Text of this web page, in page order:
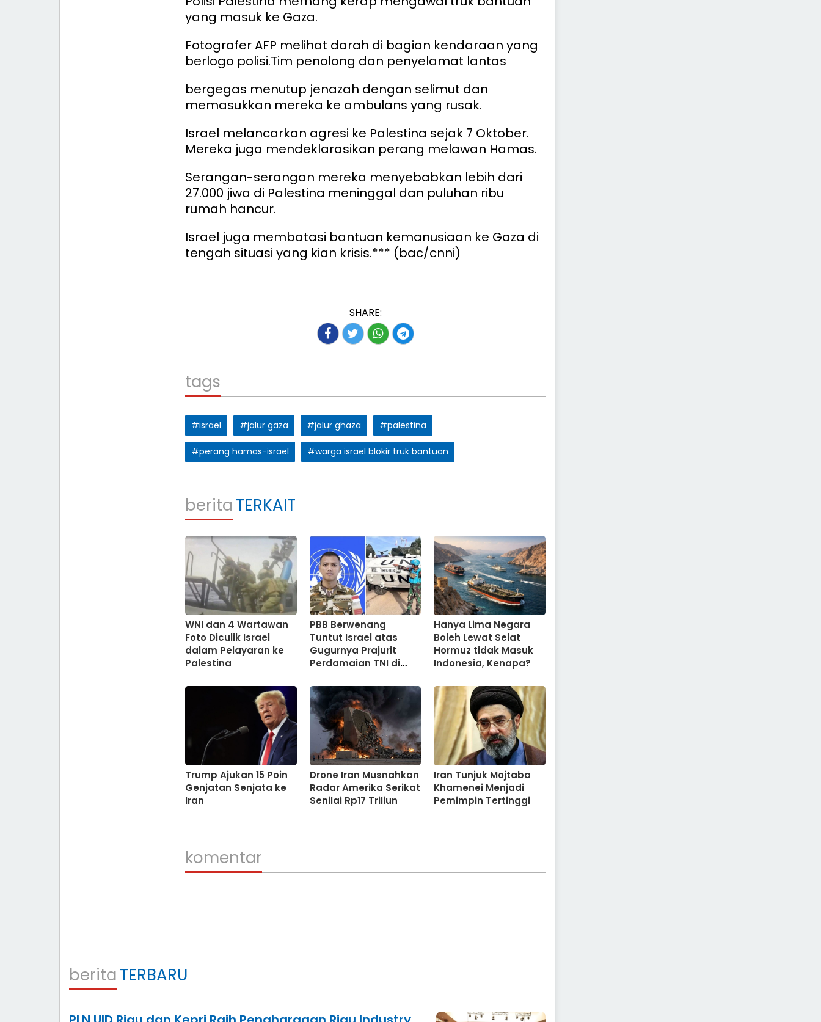
yang masuk ke Gaza.
Fotografer AFP melihat darah di bagian kendaraan yang
berlogo polisi.Tim penolong dan penyelamat lantas
bergegas menutup jenazah dengan selimut dan
memasukkan mereka ke ambulans yang rusak.
Israel melancarkan agresi ke Palestina sejak 7 Oktober.
Mereka juga mendeklarasikan perang melawan Hamas.
Serangan-serangan mereka menyebabkan lebih dari
27.000 jiwa di Palestina meninggal dan puluhan ribu
rumah hancur.
Israel juga membatasi bantuan kemanusiaan ke Gaza di
tengah situasi yang kian krisis.*** (bac/cnni)
SHARE:
tags
#israel #jalur gaza #jalur ghaza #palestina
#perang hamas-israel #warga israel blokir truk bantuan
beritaTERKAIT
WNI dan 4 Wartawan
Foto Diculik Israel
dalam Pelayaran ke
Palestina
PBB Berwenang
Tuntut Israel atas
Gugurnya Prajurit
Perdamaian TNI di
Hanya Lima Negara
Boleh Lewat Selat
Hormuz tidak Masuk
Indonesia, Kenapa?
Trump Ajukan 15 Poin
Genjatan Senjata ke
Iran
Drone Iran Musnahkan
Radar Amerika Serikat
Senilai Rp17 Triliun
Iran Tunjuk Mojtaba
Khamenei Menjadi
Pemimpin Tertinggi
komentar
beritaTERBARU